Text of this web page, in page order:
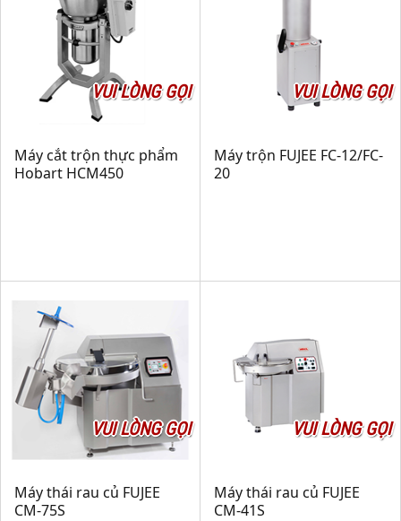
VUI LÒNG GỌI
Máy cắt trộn thực phẩm
Hobart HCM450
VUI LÒNG GỌI
Máy trộn FUJEE FC-12/FC-
20
VUI LÒNG GỌI
Máy thái rau củ FUJEE
CM-75S
VUI LÒNG GỌI
Máy thái rau củ FUJEE
CM-41S